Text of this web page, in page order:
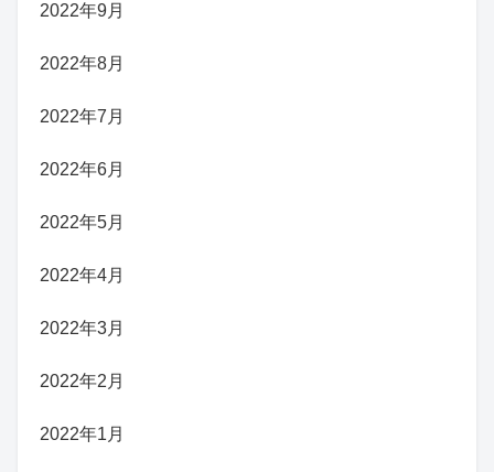
2022年9月
2022年8月
2022年7月
2022年6月
2022年5月
2022年4月
2022年3月
2022年2月
2022年1月